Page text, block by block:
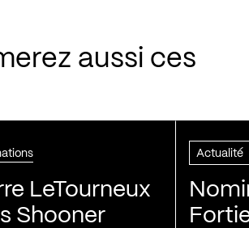
aussi ces
LeTourneux
Shooner
Actualité